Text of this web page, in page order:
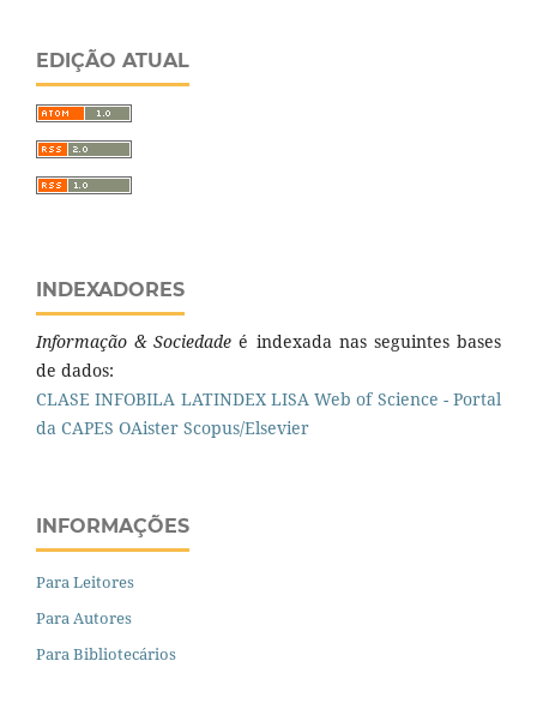
EDIÇÃO ATUAL
INDEXADORES
Informação & Sociedadeé indexada nas seguintes bases
de dados:
CLASE INFOBILA LATINDEX LISA Web of Science - Portal
da CAPES OAister Scopus/Elsevier
INFORMAÇÕES
Para Leitores
Para Autores
Para Bibliotecários